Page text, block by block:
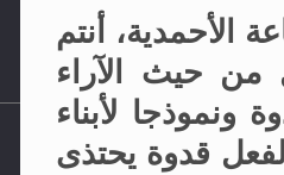
الأحمدية، أنتم
من حيث الآراء
ونموذجا لأبناء
قدوة يحتذى